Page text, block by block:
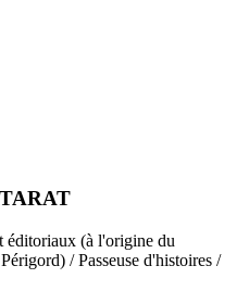
éditoriaux (à l'origine du
/ Passeuse d'histoires /